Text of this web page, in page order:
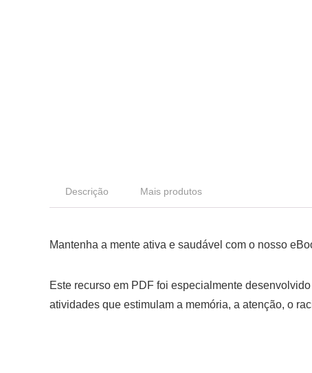
Descrição Mais produtos
Mantenha a mente ativa e saudável com o nosso
Este recurso em PDF foi especialmente
atividades que estimulam a memória, a atenção, o